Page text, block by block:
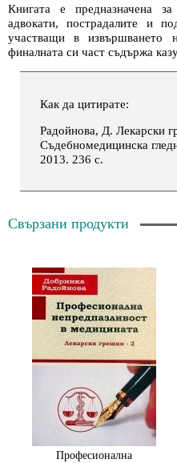
Книгата е предназначена
адвокати, пострадалите и
участващи в извършването
финалната си част съдържа
Как да цитирате:
Радойнова, Д. Лекарски
Съдебномедицинска
2013. 236 с.
Свързани продукти
Професионална